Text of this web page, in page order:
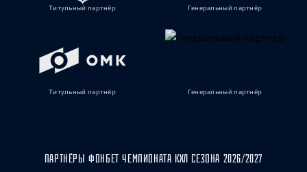
Титульный партнёр Генеральный партнёр
Титульный партнёр Генеральный партнёр
ПАРТНЁРЫ ФОНБЕТ ЧЕМПИОНАТА КХЛ СЕЗОНА 2026/2027